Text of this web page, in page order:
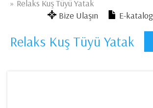
Relaks Kuş Tüyü Yatak
Bize Ulaşın
E-katalog
Relaks Kuş Tüyü Yatak